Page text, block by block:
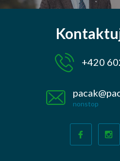
+420
nonstop